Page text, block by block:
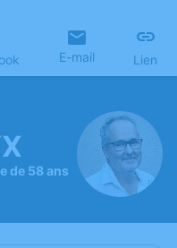
E-mail Lien
de 58 ans